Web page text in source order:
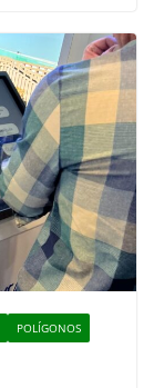
POLÍGONOS